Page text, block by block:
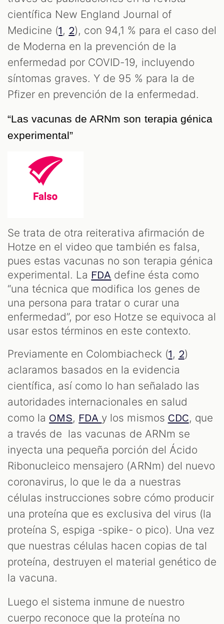
científica New England Journal of
Medicine (1, 2), con 94,1 % para el caso del
de Moderna en la prevención de la
enfermedad por COVID-19, incluyendo
síntomas graves. Y de 95 % para la de
Pfizer en prevención de la enfermedad.
“Las vacunas de ARNm son terapia génica
experimental”
Se trata de otra reiterativa afirmación de
Hotze en el video que también es falsa,
pues estas vacunas no son terapia génica
experimental. La FDA define ésta como
“una técnica que modifica los genes de
una persona para tratar o curar una
enfermedad”, por eso Hotze se equivoca al
usar estos términos en este contexto.
Previamente en Colombiacheck (1, 2)
aclaramos basados en la evidencia
científica, así como lo han señalado las
autoridades internacionales en salud
como la OMS, FDA y los mismos CDC, que
a través de las vacunas de ARNm se
inyecta una pequeña porción del Ácido
Ribonucleico mensajero (ARNm) del nuevo
coronavirus, lo que le da a nuestras
células instrucciones sobre cómo producir
una proteína que es exclusiva del virus (la
proteína S, espiga -spike- o pico). Una vez
que nuestras células hacen copias de tal
proteína, destruyen el material genético de
la vacuna.
Luego el sistema inmune de nuestro
cuerpo reconoce que la proteína no